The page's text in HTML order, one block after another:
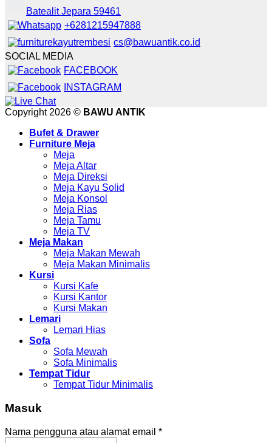
+6281215947888
SOCIAL MEDIA
Copyright 2026 ©
Furniture Meja
Meja
Meja Altar
Meja Direksi
Meja Kayu Solid
Meja Konsol
Meja Rias
Meja Tamu
Meja TV
Meja Makan
Meja Makan Mewah
Meja Makan Minimalis
Kursi
Kursi Kafe
Kursi Kantor
Kursi Makan
Lemari
Lemari Hias
Sofa
Sofa Minimalis
Tempat Tidur
Tempat Tidur Minimalis
Masuk